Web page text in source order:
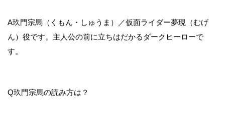
A玖門宗馬（くもん・しゅうま）／仮面ライダー夢現（むげ
ん）役です。主人公の前に立ちはだかるダークヒーローで
す。
Q玖門宗馬の読み方は？